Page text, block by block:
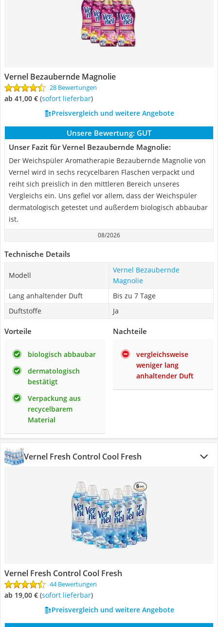
Vernel Bezaubernde Magnolie
28 Bewertungen
ab 41,00 € ( Sofort lieferbar)
Preisvergleich und weitere Angebote
Unsere Bewertung: GUT
Unser Fazit für Vernel Bezaubernde Magnolie:
Der Weichspüler Aromatherapie Bezaubernde Magnolie von
Vernel wird in sechs recycelbaren Flaschen verpackt und
reiht sich preislich in den mittleren Bereich unseres
Vergleichs ein. Uns gefiel vor allem, dass der Weichspüler
dermatologisch getestet und außerdem biologisch abbaubar
ist.
08/2026
Technische Details
Modell
Vernel Bezaubernde
Magnolie
Lang anhaltender Duft
Bis zu 7 Tage
Duftstoffe
Ja
Vorteile
biologisch abbaubar
dermatologisch
bestätigt
Verpackung aus
recycelbarem
Material
Nachteile
vergleichsweise
weniger lang
anhaltender Duft
Vernel Fresh Control Cool Fresh
Vernel Fresh Control Cool Fresh
44 Bewertungen
ab 19,00 € ( Sofort lieferbar)
Preisvergleich und weitere Angebote